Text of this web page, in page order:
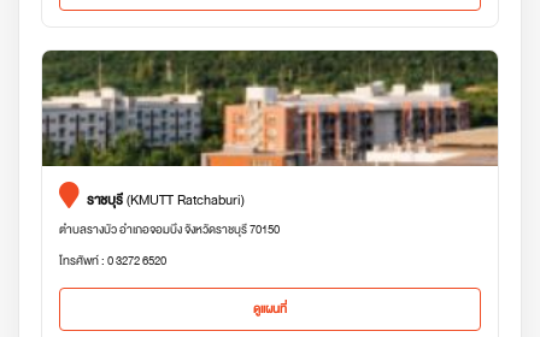
ราชบุรี(KMUTT Ratchaburi)
ตำบลรางบัว อำเภอจอมบึง จังหวัดราชบุรี 70150
โทรศัพท์ : 0 3272 6520
ดูแผนที่